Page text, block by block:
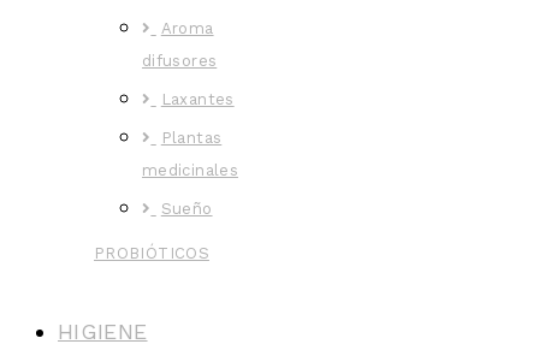
Aroma
difusores
Laxantes
Plantas
medicinales
Sueño
PROBIÓTICOS
HIGIENE